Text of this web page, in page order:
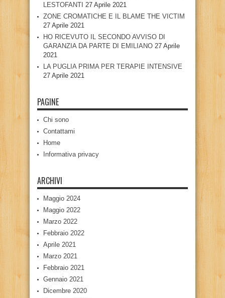
LESTOFANTI 27 Aprile 2021
ZONE CROMATICHE E IL BLAME THE VICTIM
27 Aprile 2021
HO RICEVUTO IL SECONDO AVVISO DI
GARANZIA DA PARTE DI EMILIANO 27 Aprile
2021
LA PUGLIA PRIMA PER TERAPIE INTENSIVE
27 Aprile 2021
PAGINE
Chi sono
Contattami
Home
Informativa privacy
ARCHIVI
Maggio 2024
Maggio 2022
Marzo 2022
Febbraio 2022
Aprile 2021
Marzo 2021
Febbraio 2021
Gennaio 2021
Dicembre 2020